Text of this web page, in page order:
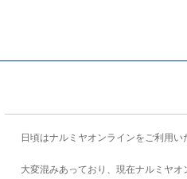
日頃はナルミヤオンラインをご利用い
大変混みあっており、現在ナルミヤオ